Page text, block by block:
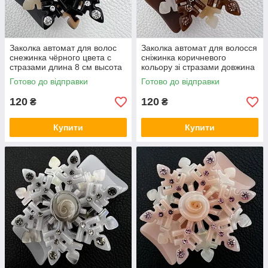
Заколка автомат для волос
снежинка чёрного цвета с
стразами длина 8 см высота
5.5 см
Готово до відправки
120 ₴
Купити
Заколка автомат для волосся
сніжинка коричневого
кольору зі стразами довжина
8 см висота 5.5 см
Готово до відправки
120 ₴
Купити